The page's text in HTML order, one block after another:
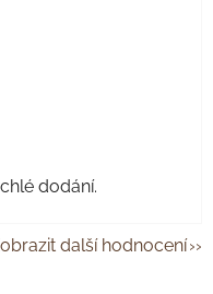
dodání.
další hodnocení